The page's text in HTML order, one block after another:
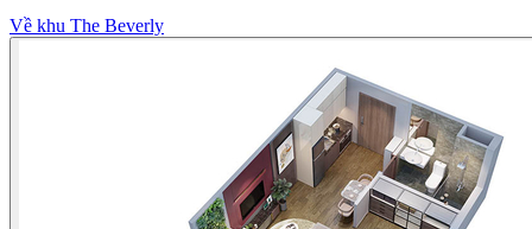
Về khu The Beverly